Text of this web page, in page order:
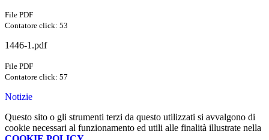
File PDF
Contatore click: 53
1446-1.pdf
File PDF
Contatore click: 57
Notizie
Questo sito o gli strumenti terzi da questo utilizzati si avvalgono di
cookie necessari al funzionamento ed utili alle finalità illustrate nella